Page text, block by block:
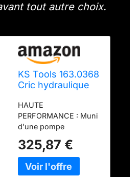
tout autre choix.
KS Tools 163.0368
Cric hydraulique
Acier Ultimate 3 t
HAUTE
PERFORMANCE : Muni
d'une pompe
piston, le cric KS Tools
163.0368 est conçu
pour lever facilement
325,87 €